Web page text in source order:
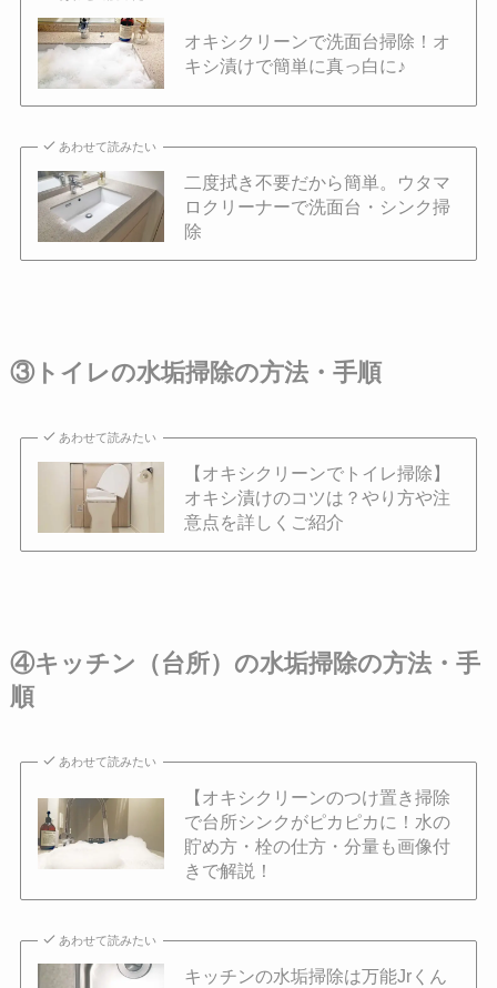
オキシクリーンで洗面台掃除！オ
キシ漬けで簡単に真っ白に♪
あわせて読みたい
二度拭き不要だから簡単。ウタマ
ロクリーナーで洗面台・シンク掃
除
③トイレの水垢掃除の方法・手順
あわせて読みたい
【オキシクリーンでトイレ掃除】
オキシ漬けのコツは？やり方や注
意点を詳しくご紹介
④キッチン（台所）の水垢掃除の方法・手
順
あわせて読みたい
【オキシクリーンのつけ置き掃除
で台所シンクがピカピカに！水の
貯め方・栓の仕方・分量も画像付
きで解説！
あわせて読みたい
キッチンの水垢掃除は万能Jrくん